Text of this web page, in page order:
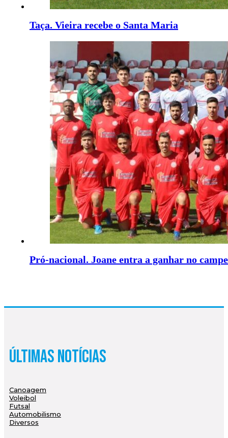
Taça. Vieira recebe o Santa Maria
Pró-nacional. Joane entra a ganhar no
Últimas Notícias
Canoagem
Voleibol
Futsal
Automobilismo
Diversos